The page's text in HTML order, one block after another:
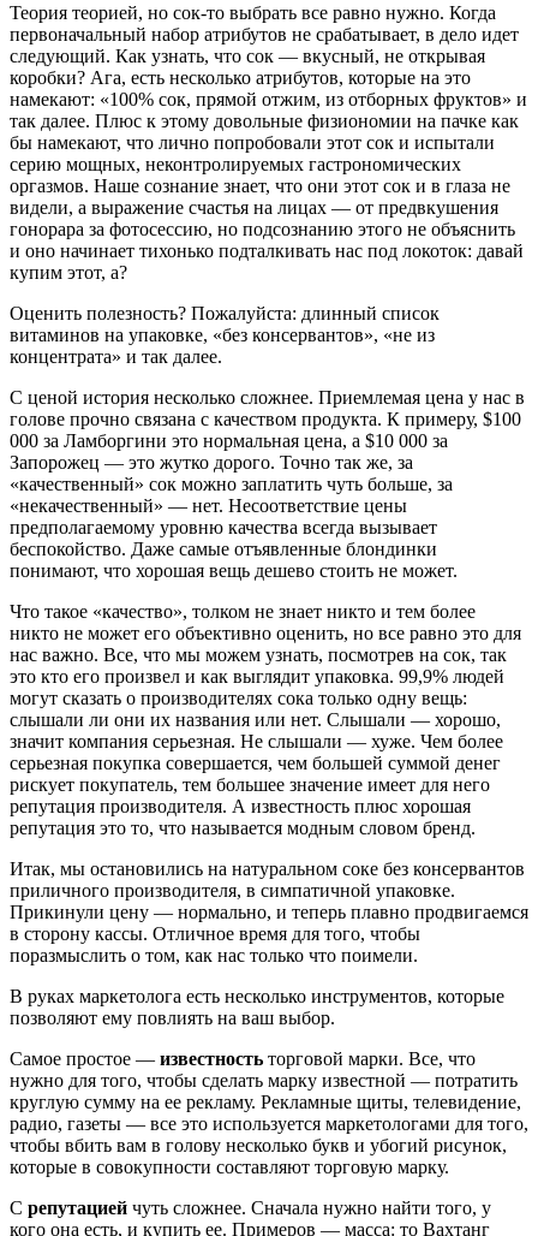
Теория теорией, но сок-то выбрать все равно нужно. Когда
первоначальный набор атрибутов не срабатывает, в дело идет
следующий. Как узнать, что сок — вкусный, не открывая
коробки? Ага, есть несколько атрибутов, которые на это
намекают: «100% сок, прямой отжим, из отборных фруктов» и
так далее. Плюс к этому довольные физиономии на пачке как
бы намекают, что лично попробовали этот сок и испытали
серию мощных, неконтролируемых гастрономических
оргазмов. Наше сознание знает, что они этот сок и в глаза не
видели, а выражение счастья на лицах — от предвкушения
гонорара за фотосессию, но подсознанию этого не объяснить
и оно начинает тихонько подталкивать нас под локоток: давай
купим этот, а?
Оценить полезность? Пожалуйста: длинный список
витаминов на упаковке, «без консервантов», «не из
концентрата» и так далее.
С ценой история несколько сложнее. Приемлемая цена у нас в
голове прочно связана с качеством продукта. К примеру, $100
000 за Ламборгини это нормальная цена, а $10 000 за
Запорожец — это жутко дорого. Точно так же, за
«качественный» сок можно заплатить чуть больше, за
«некачественный» — нет. Несоответствие цены
предполагаемому уровню качества всегда вызывает
беспокойство. Даже самые отъявленные блондинки
понимают, что хорошая вещь дешево стоить не может.
Что такое «качество», толком не знает никто и тем более
никто не может его объективно оценить, но все равно это для
нас важно. Все, что мы можем узнать, посмотрев на сок, так
это кто его произвел и как выглядит упаковка. 99,9% людей
могут сказать о производителях сока только одну вещь:
слышали ли они их названия или нет. Слышали — хорошо,
значит компания серьезная. Не слышали — хуже. Чем более
серьезная покупка совершается, чем большей суммой денег
рискует покупатель, тем большее значение имеет для него
репутация производителя. А известность плюс хорошая
репутация это то, что называется модным словом бренд.
Итак, мы остановились на натуральном соке без консервантов
приличного производителя, в симпатичной упаковке.
Прикинули цену — нормально, и теперь плавно продвигаемся
в сторону кассы. Отличное время для того, чтобы
поразмыслить о том, как нас только что поимели.
В руках маркетолога есть несколько инструментов, которые
позволяют ему повлиять на ваш выбор.
Самое простое — известность торговой марки. Все, что
нужно для того, чтобы сделать марку известной — потратить
круглую сумму на ее рекламу. Рекламные щиты, телевидение,
радио, газеты — все это используется маркетологами для того,
чтобы вбить вам в голову несколько букв и убогий рисунок,
которые в совокупности составляют торговую марку.
С репутацией чуть сложнее. Сначала нужно найти того, у
кого она есть, и купить ее. Примеров — масса: то Вахтанг